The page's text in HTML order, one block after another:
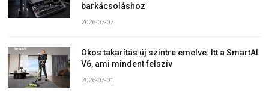
barkácsoláshoz
2026-07-07
Okos takarítás új szintre emelve: Itt a SmartAI
V6, ami mindent felszív
2026-07-01